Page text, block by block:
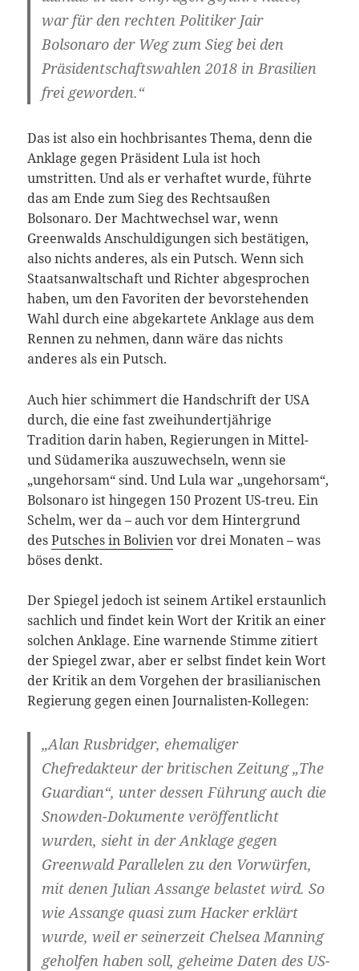
war für den rechten Politiker Jair
Bolsonaro der Weg zum Sieg bei den
Präsidentschaftswahlen 2018 in Brasilien
frei geworden.“
Das ist also ein hochbrisantes Thema, denn die
Anklage gegen Präsident Lula ist hoch
umstritten. Und als er verhaftet wurde, führte
das am Ende zum Sieg des Rechtsaußen
Bolsonaro. Der Machtwechsel war, wenn
Greenwalds Anschuldigungen sich bestätigen,
also nichts anderes, als ein Putsch. Wenn sich
Staatsanwaltschaft und Richter abgesprochen
haben, um den Favoriten der bevorstehenden
Wahl durch eine abgekartete Anklage aus dem
Rennen zu nehmen, dann wäre das nichts
anderes als ein Putsch.
Auch hier schimmert die Handschrift der USA
durch, die eine fast zweihundertjährige
Tradition darin haben, Regierungen in Mittel-
und Südamerika auszuwechseln, wenn sie
„ungehorsam“ sind. Und Lula war „ungehorsam“,
Bolsonaro ist hingegen 150 Prozent US-treu. Ein
Schelm, wer da – auch vor dem Hintergrund
desPutsches in Bolivienvor drei Monaten – was
böses denkt.
Der Spiegel jedoch ist seinem Artikel erstaunlich
sachlich und findet kein Wort der Kritik an einer
solchen Anklage. Eine warnende Stimme zitiert
der Spiegel zwar, aber er selbst findet kein Wort
der Kritik an dem Vorgehen der brasilianischen
Regierung gegen einen Journalisten-Kollegen:
„Alan Rusbridger, ehemaliger
Chefredakteur der britischen Zeitung „The
Guardian“, unter dessen Führung auch die
Snowden-Dokumente veröffentlicht
wurden, sieht in der Anklage gegen
Greenwald Parallelen zu den Vorwürfen,
mit denen Julian Assange belastet wird. So
wie Assange quasi zum Hacker erklärt
wurde, weil er seinerzeit Chelsea Manning
geholfen haben soll, geheime Daten des US-